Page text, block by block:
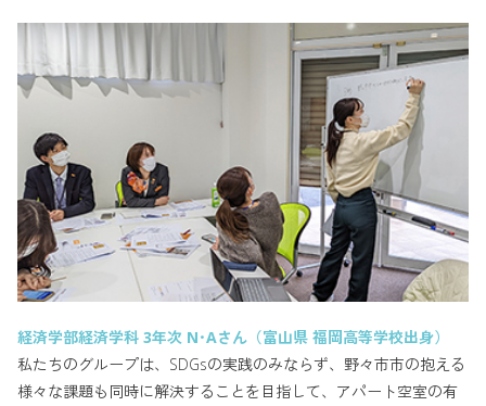
経済学部経済学科 3年次 N･Aさん（富山県 福岡高等学校出身）
私たちのグループは、SDGsの実践のみならず、野々市市の抱える
様々な課題も同時に解決することを目指して、アパート空室の有